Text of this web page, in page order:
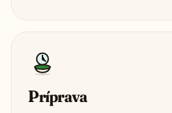
Príprava